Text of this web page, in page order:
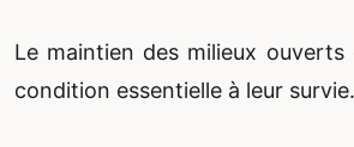
Le maintien des milieux
condition essentielle à leur survie.